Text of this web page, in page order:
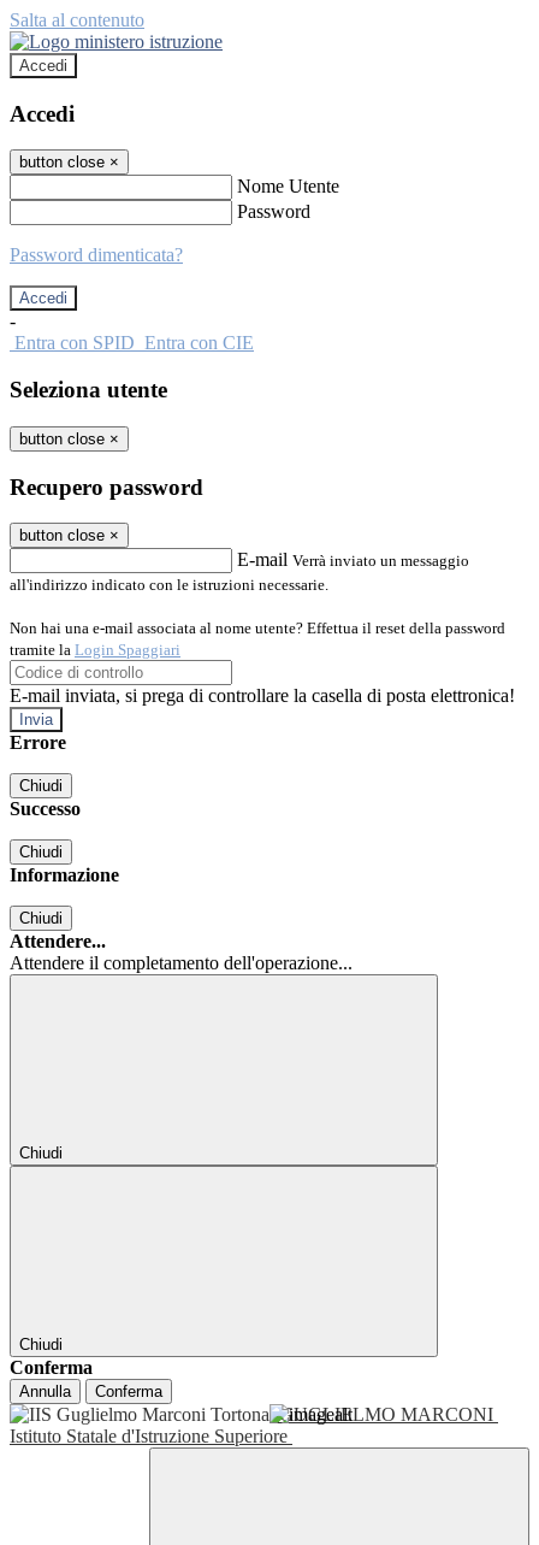
Salta al contenuto
Accedi
Accedi
button close ×
Nome Utente
Password
Password dimenticata?
-
Entra con SPID Entra con CIE
Seleziona utente
button close ×
Recupero password
button close ×
E-mail Verrà inviato un messaggio
all'indirizzo indicato con le istruzioni necessarie.
Non hai una e-mail associata al nome utente? Effettua il reset della password
tramite la Login Spaggiari
E-mail inviata, si prega di controllare la casella di posta elettronica!
Errore
Chiudi
Successo
Chiudi
Informazione
Chiudi
Attendere...
Attendere il completamento dell'operazione...
Chiudi
Chiudi
Conferma
Annulla Conferma
GUGLIELMO MARCONI
Istituto Statale d'Istruzione Superiore